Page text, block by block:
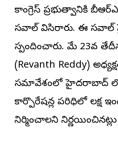
కాంగ్రెస్ ప్రభుత్వానికి
సవాల్ విసిరారు. ఈ సవాల్
స్పందించారు. మే 23వ
(Revanth Reddy)
సమావేశంలో హైదరాబాద్
కార్పొరేషన్ల పరిధిలో లక్ష
నిర్మించాలని